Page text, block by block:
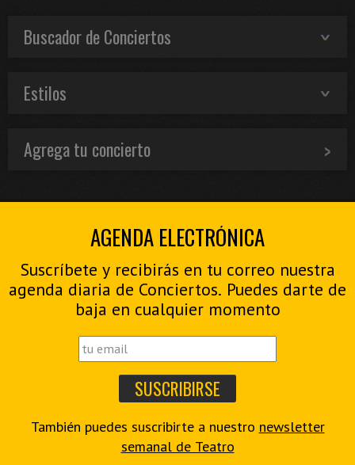
Buscador de Conciertos
Estilos
Agrega tu concierto
AGENDA ELECTRÓNICA
Suscríbete y recibirás en tu correo nuestra
agenda diaria de Conciertos. Puedes darte de
baja en cualquier momento
También puedes suscribirte a nuestro newsletter
semanal de Teatro